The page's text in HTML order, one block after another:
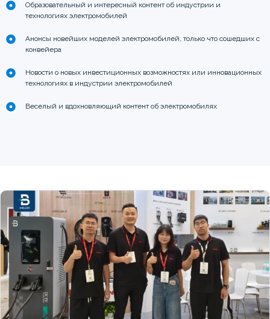
Образовательный и интересный контент об индустрии и
технологиях электромобилей
Анонсы новейших моделей электромобилей, только что сошедших с
конвейера
Новости о новых инвестиционных возможностях или инновационных
технологиях в индустрии электромобилей
Веселый и вдохновляющий контент об электромобилях